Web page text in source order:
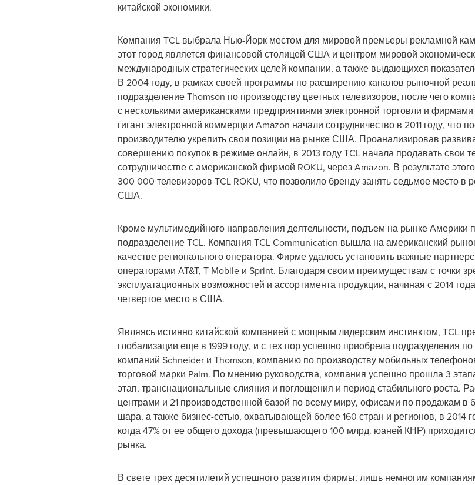
китайской экономики.
Компания TCL выбрала Нью-Йорк местом для мировой премьеры рекламной
этот город является финансовой столицей США и центром мировой
международных стратегических целей компании, а также выдающихся
В 2004 году, в рамках своей программы по расширению каналов рыночной
подразделение Thomson по производству цветных телевизоров, после чего
с несколькими американскими предприятиями электронной торговли и
гигант электронной коммерции Amazon начали сотрудничество в 2011 году, что
производителю укрепить свои позиции на рынке США. Проанализировав
совершению покупок в режиме онлайн, в 2013 году TCL начала продавать свои
сотрудничестве с американской фирмой ROKU, через Amazon. В результате
300 000 телевизоров TCL ROKU, что позволило бренду занять седьмое место
США.
Кроме мультимедийного направления деятельности, подъем на рынке Америки
подразделение TCL. Компания TCL Communication вышла на американский
качестве регионального оператора. Фирме удалось установить важные
операторами AT&T, T-Mobile и Sprint. Благодаря своим преимуществам с точки
эксплуатационных возможностей и ассортимента продукции, начиная с 2014
четвертое место в США.
Являясь истинно китайской компанией с мощным лидерским инстинктом, TCL
глобализации еще в 1999 году, и с тех пор успешно приобрела подразделения
компаний Schneider и Thomson, компанию по производству мобильных
торговой марки Palm. По мнению руководства, компания успешно прошла 3
этап, транснациональные слияния и поглощения и период стабильного роста.
центрами и 21 производственной базой по всему миру, офисами по продажам в
шара, а также бизнес-сетью, охватывающей более 160 стран и регионов, в 2014
когда 47% от ее общего дохода (превышающего 100 млрд. юаней КНР)
рынка.
В свете трех десятилетий успешного развития фирмы, лишь немногим